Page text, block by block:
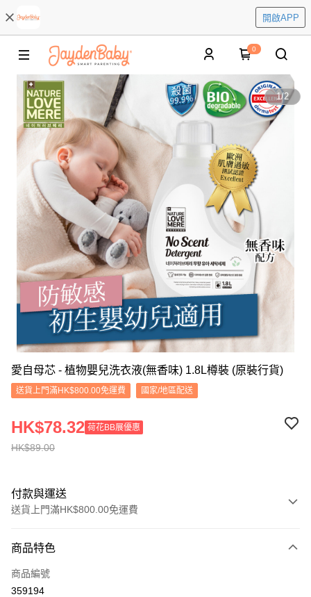
開啟APP
0
1/2
愛自母芯 - 植物嬰兒洗衣液(無香味) 1.8L樽裝 (原裝行貨)
送貨上門滿HK$800.00免運費 國家/地區配送
HK$89.00
HK$78.32 荷花BB展優惠
付款與運送
送貨上門滿HK$800.00免運費
信用卡
Apple Pay
商品特色
商品編號
359194